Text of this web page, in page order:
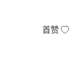
首赞